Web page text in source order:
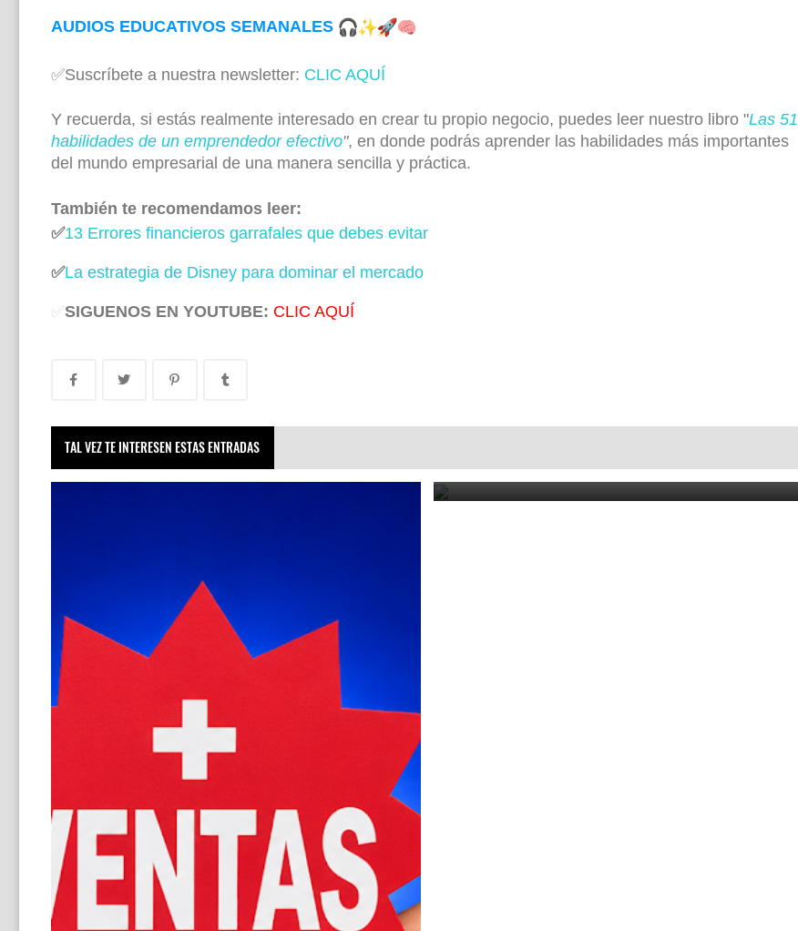
AUDIOS EDUCATIVOS SEMANALES
✅Suscríbete a nuestra newsletter: CLIC AQUÍ
Y recuerda, si estás realmente interesado en crear tu propio negocio, puedes leer nuestro libro "Las 51
habilidades de un emprendedor efectivo", en donde podrás aprender las habilidades más importantes
del mundo empresarial de una manera sencilla y práctica.
También te recomendamos leer:
✅13 Errores financieros garrafales que debes evitar
✅La estrategia de Disney para dominar el mercado
✅ SIGUENOS EN YOUTUBE: CLIC AQUÍ
TAL VEZ TE INTERESEN ESTAS ENTRADAS
June 21, 2026